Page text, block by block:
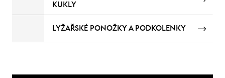
KUKLY
LYŽAŘSKÉ PONOŽKY A PODKOLENKY